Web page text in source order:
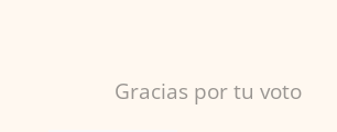
Gracias por tu voto